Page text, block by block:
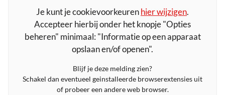
Je kunt je cookievoorkeurenhier wijzigen.
Accepteer hierbij onder het knopje "Opties
beheren" minimaal: "Informatie op een apparaat
opslaan en/of openen".
Blijf je deze melding zien?
Schakel dan eventueel geinstalleerde browserextensies uit
of probeer een andere web browser.